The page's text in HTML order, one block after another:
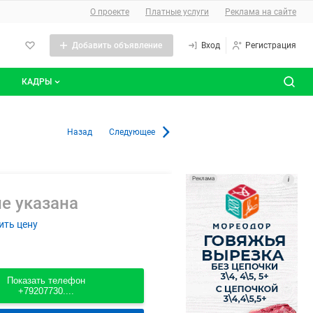
О сайте
О проекте Платные услуги Реклама на сайте
Добавить объявление Вход Регистрация
КАДРЫ
Назад Следующее
указана
цену
Показать телефон
+79207730....
Реклама i